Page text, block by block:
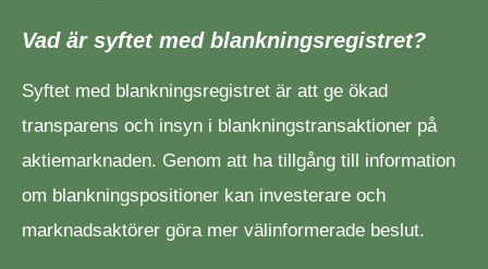
Vad är syftet med blankningsregistret?
Syftet med blankningsregistret är att ge ökad
transparens och insyn i blankningstransaktioner på
aktiemarknaden. Genom att ha tillgång till information
om blankningspositioner kan investerare och
marknadsaktörer göra mer välinformerade beslut.